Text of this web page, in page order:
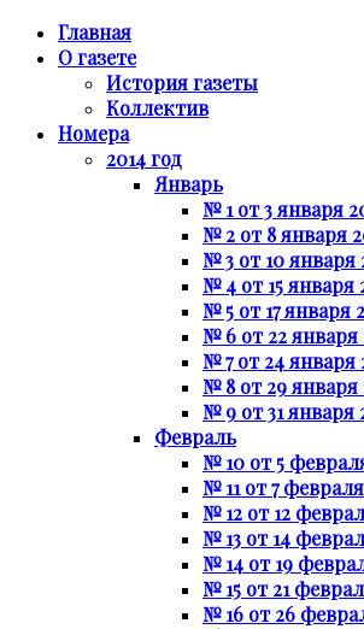
Главная
О газете
История газеты
Коллектив
Номера
2014 год
Январь
№ 1 от 3 января
№ 2 от 8 января
№ 3 от 10 января
№ 4 от 15 января
№ 5 от 17 января
№ 6 от 22 января
№ 7 от 24 января
№ 8 от 29 января
№ 9 от 31 января
Февраль
№ 10 от 5
№ 11 от 7
№ 12 от 12
№ 13 от 14
№ 14 от 19
№ 15 от 21
№ 16 от 26